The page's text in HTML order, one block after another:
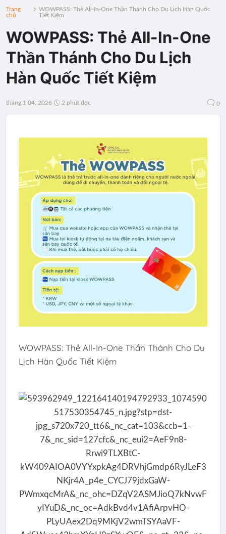
Trang
chủ
WOWPASS: Thẻ All-In-One Thần Thánh Cho Du Lịch Hàn Quốc
Tiết Kiệm
WOWPASS: Thẻ All-In-One
Thần Thánh Cho Du Lịch
Hàn Quốc Tiết Kiệm
tháng 1 04, 2026 2 phút đọc 0
WOWPASS: Thẻ All-In-One Thần Thánh Cho Du
Lịch Hàn Quốc Tiết Kiệm